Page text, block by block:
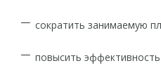
сократить занимаемую
повысить